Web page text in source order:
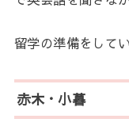
留学の準備をして
赤木・小暮